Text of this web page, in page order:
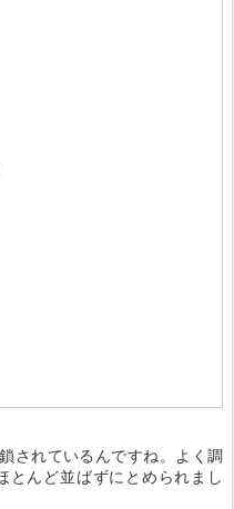
されているんですね。よく調
とんど並ばずにとめられまし